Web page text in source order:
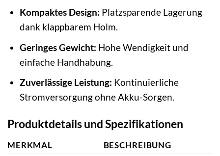
Kompaktes Design: Platzsparende Lagerung
dank klappbarem Holm.
Geringes Gewicht: Hohe Wendigkeit und
einfache Handhabung.
Zuverlässige Leistung: Kontinuierliche
Stromversorgung ohne Akku-Sorgen.
Produktdetails und Spezifikationen
MERKMAL BESCHREIBUNG